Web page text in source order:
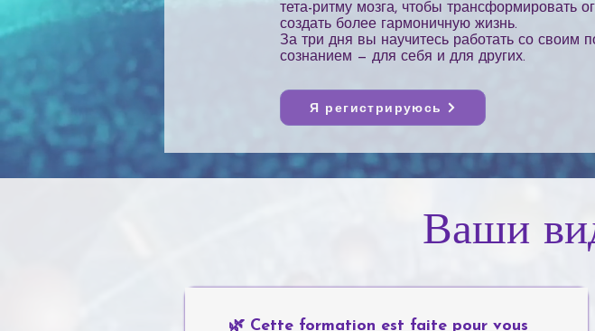
тета-ритму мозга, чтобы трансформировать
создать более гармоничную жизнь.
За три дня вы научитесь работать со своим
сознанием — для себя и для других.
Я регистрируюсь
Ваши
🌿 Cette formation est faite pour vous